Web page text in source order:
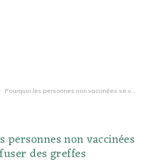
Pourquoi les personnes non vaccinées se voient refuser des greffes d’organes
personnes non vaccinées
des greffes